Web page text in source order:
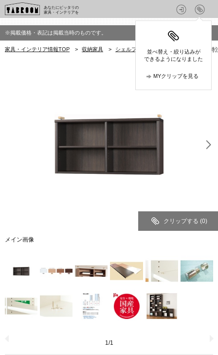
あなたにピッタリの
家具・インテリアを
並べ替え・絞り込みが
できるようになりました
MYクリップを見る
※掲載価格・表記は掲載当時のものです。
家具・インテリア情報TOP > 収納家具 > シェルフ 小島工芸のシェルフ
クリップする (0)
メイン画像
1/1